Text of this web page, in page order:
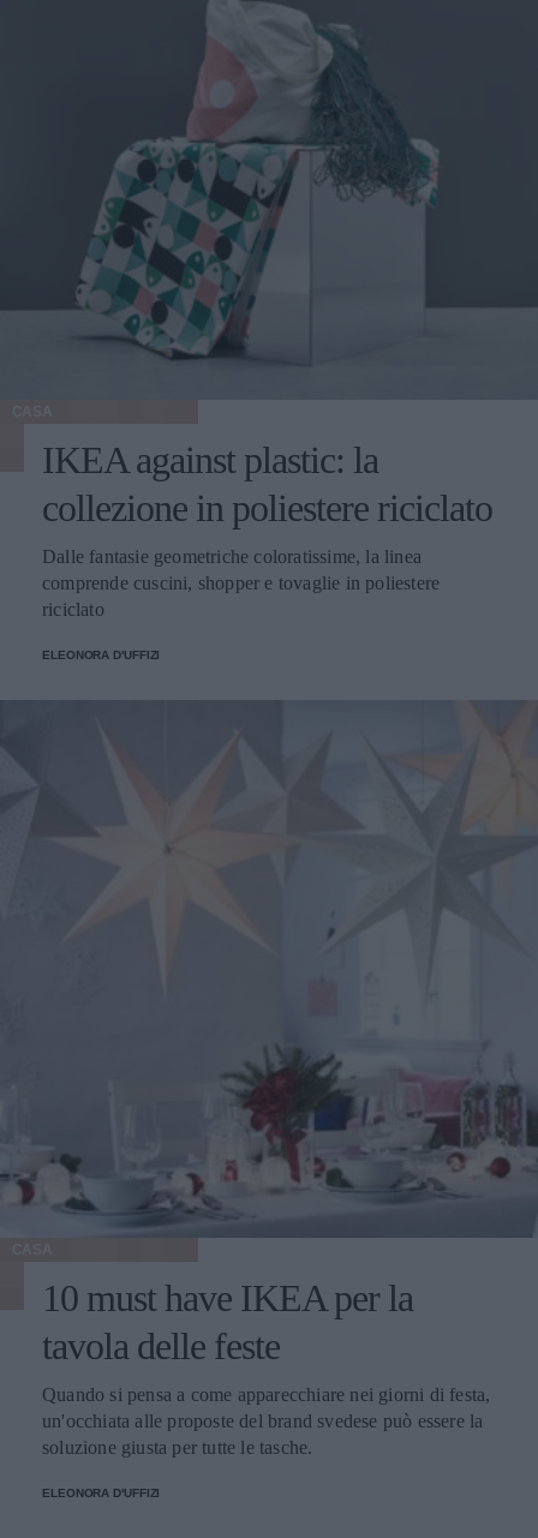
IKEA against plastic: la
collezione in poliestere riciclato
Dalle fantasie geometriche coloratissime, la linea
comprende cuscini, shopper e tovaglie in poliestere
riciclato
ELEONORA D'UFFIZI
10 must have IKEA per la
tavola delle feste
Quando si pensa a come apparecchiare nei giorni di festa,
un'occhiata alle proposte del brand svedese può essere la
soluzione giusta per tutte le tasche.
ELEONORA D'UFFIZI